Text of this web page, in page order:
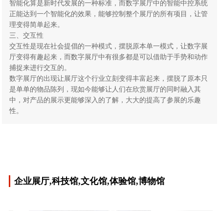
智能化算是新时代发展的一种标准，而数字展厅中的智能中控系统
正能达到一个智能化的效果，能够控制整个展厅的所有项目，让管
理变得简单起来。
三、交互性
交互性是现在社会提倡的一种模式，摆脱原本单一模式，让数字展
厅变得有趣起来，而数字展厅中有很多都是可以借助于手势和动作
捕捉来进行交互的。
数字展厅的出现让展厅这个行业立刻变得丰富起来，摆脱了原本只
是单单的物品陈列，现如今能够让人们在欣赏展厅的同时融入其
中，对产品的展示更能够深入的了解，大大的提高了参展的乐趣
性。
企业展厅,科技馆,文化馆,体验馆,博物馆